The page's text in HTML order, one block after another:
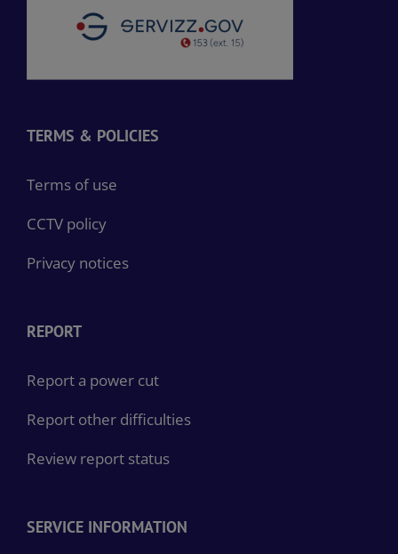
TERMS & POLICIES
Terms of use
CCTV policy
Privacy notices
REPORT
Report a power cut
Report other difficulties
Review report status
SERVICE INFORMATION